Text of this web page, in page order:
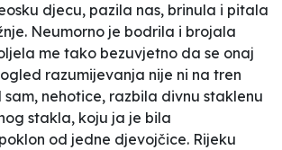
djecu, pazila nas, brinula i pitala
Neumorno je bodrila i brojala
me tako bezuvjetno da se onaj
razumijevanja nije ni na tren
nehotice, razbila divnu staklenu
stakla, koju ja je bila
od jedne djevojčice. Rijeku